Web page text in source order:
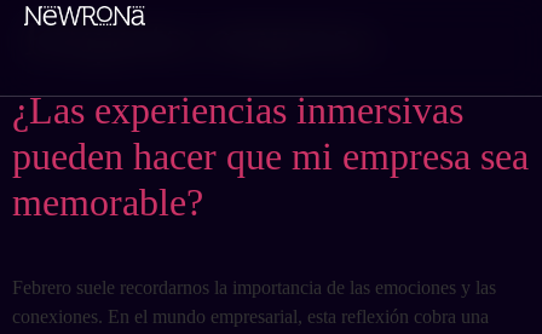
Etiqueta:
¿Las experiencias inmersivas
pueden hacer que mi empresa sea
memorable?
Febrero suele recordarnos la importancia de las emociones y las
conexiones. En el mundo empresarial, esta reflexión cobra una